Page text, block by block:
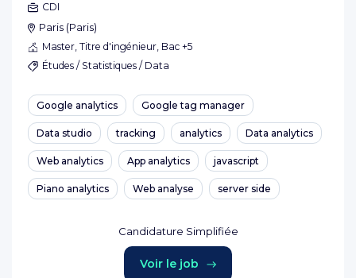
CDI
Paris (Paris)
Master, Titre d'ingénieur, Bac +5
Études / Statistiques / Data
Google analytics Google tag manager
Data studio tracking analytics Data analytics
Web analytics App analytics javascript
Piano analytics Web analyse server side
Candidature Simplifiée
Voir le job